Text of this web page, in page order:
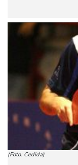
(Foto: Cedida)